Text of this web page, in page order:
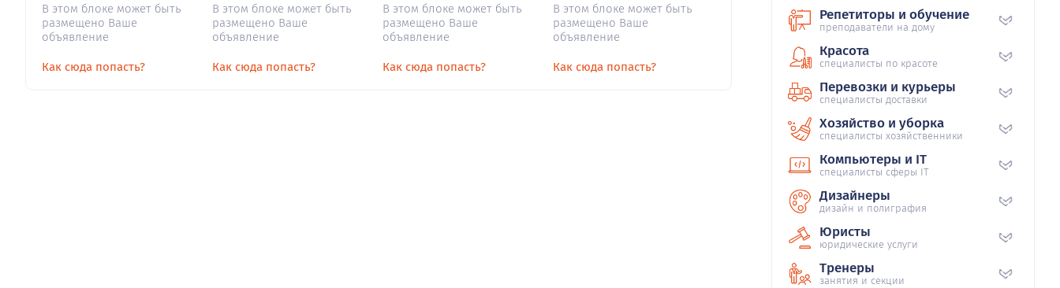
В этом блоке может быть
размещено Ваше
объявление
Как сюда попасть?
В этом блоке может быть
размещено Ваше
объявление
Как сюда попасть?
В этом блоке может быть
размещено Ваше
объявление
Как сюда попасть?
В этом блоке может быть
размещено Ваше
объявление
Как сюда попасть?
Репетиторы и обучение
преподаватели на дому
Красота
специалисты по красоте
Перевозки и курьеры
специалисты доставки
Хозяйство и уборка
специалисты хозяйственники
Компьютеры и IT
специалисты сферы IT
Дизайнеры
дизайн и полиграфия
Юристы
юридические услуги
Тренеры
занятия и секции